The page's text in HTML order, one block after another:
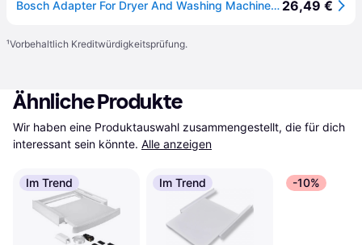
Bosch Adapter For Dryer And Washing Machine Silber 26,49 €
¹Vorbehaltlich Kreditwürdigkeitsprüfung.
Ähnliche Produkte
Wir haben eine Produktauswahl zusammengestellt, die für dich
interessant sein könnte. Alle anzeigen
Im Trend Im Trend -10%